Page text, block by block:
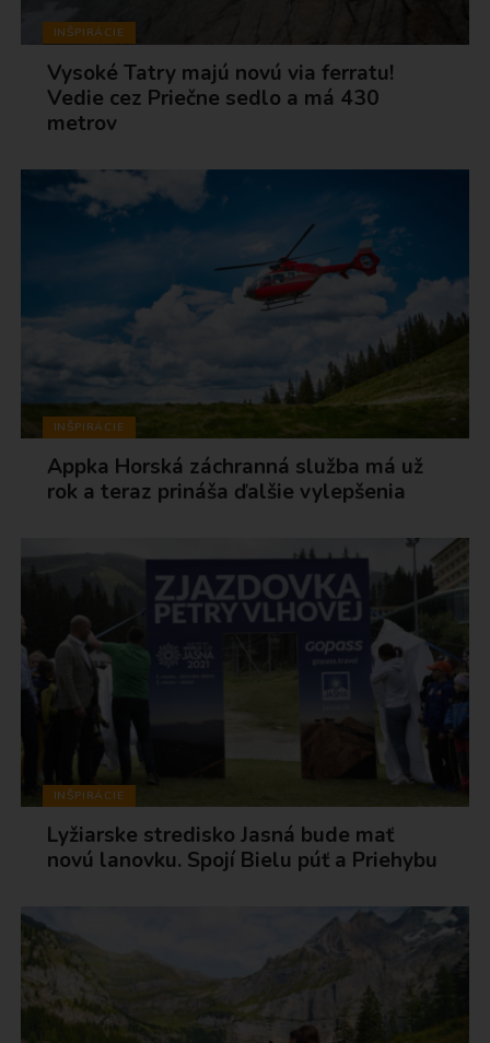
INŠPIRÁCIE
Vysoké Tatry majú novú via ferratu!
Vedie cez Priečne sedlo a má 430
metrov
INŠPIRÁCIE
Appka Horská záchranná služba má už
rok a teraz prináša ďalšie vylepšenia
INŠPIRÁCIE
Lyžiarske stredisko Jasná bude mať
novú lanovku. Spojí Bielu púť a Priehybu